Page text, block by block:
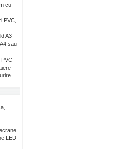
cu
PVC,
A3
sau
LED